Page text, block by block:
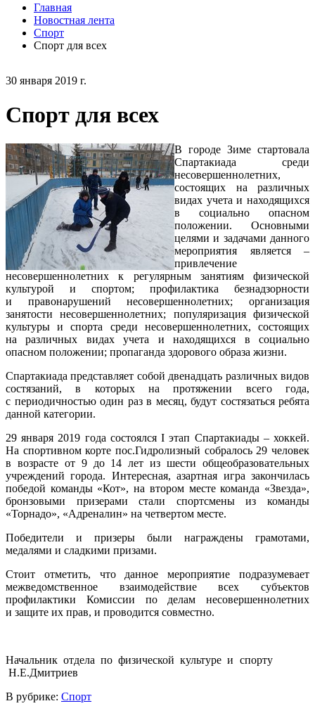
30 января 2019 г.
Спорт для всех
В городе Зиме стартовала
Спартакиада среди
несовершеннолетних,
состоящих на различных
видах учета и находящихся
в социально опасном
положении. Основными
целями и задачами данного
мероприятия является –
привлечение
несовершеннолетних к регулярным занятиям физической
культурой и спортом; профилактика безнадзорности
и правонарушений несовершеннолетних; организация
занятости несовершеннолетних; популяризация физической
культуры и спорта среди несовершеннолетних, состоящих
на различных видах учета и находящихся в социально
опасном положении; пропаганда здорового образа жизни.
Спартакиада представляет собой двенадцать различных видов
состязаний, в которых на протяжении всего года,
с периодичностью один раз в месяц, будут состязаться ребята
данной категории.
29 января 2019 года состоялся I этап Спартакиады – хоккей.
На спортивном корте пос.Гидролизный собралось 29 человек
в возрасте от 9 до 14 лет из шести общеобразовательных
учреждений города. Интересная, азартная игра закончилась
победой команды «Кот», на втором месте команда «Звезда»,
бронзовыми призерами стали спортсмены из команды
«Торнадо», «Адреналин» на четвертом месте.
Победители и призеры были награждены грамотами,
медалями и сладкими призами.
Стоит отметить, что данное мероприятие подразумевает
межведомственное взаимодействие всех субъектов
профилактики Комиссии по делам несовершеннолетних
и защите их прав, и проводится совместно.
Начальник отдела по физической культуре и спорту
Н.Е.Дмитриев
В рубрике: Спорт
Главная
Новостная лента
Спорт
Спорт для всех